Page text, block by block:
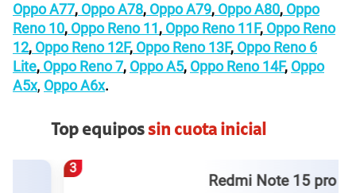
Oppo A77, Oppo A78, Oppo A79, Oppo A80, Oppo
Reno 10, Oppo Reno 11, Oppo Reno 11F, Oppo Reno
12, Oppo Reno 12F, Oppo Reno 13F, Oppo Reno 6
Lite, Oppo Reno 7, Oppo A5, Oppo Reno 14F, Oppo
A5x, Oppo A6x.
Top equipossin cuota inicial
Redmi Note 15 pro plus